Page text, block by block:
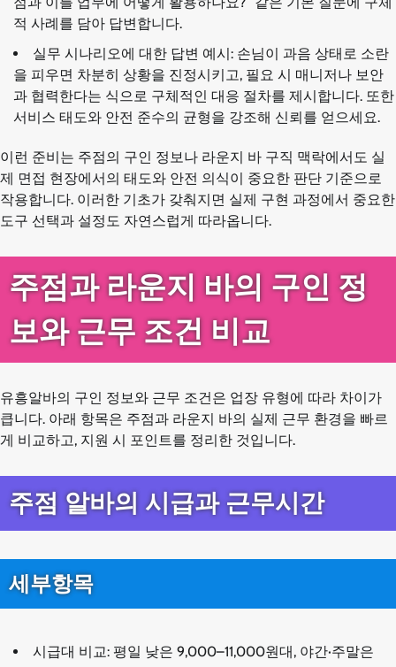
적 사례를 담아 답변합니다.
실무 시나리오에 대한 답변 예시: 손님이 과음 상태로 소란
을 피우면 차분히 상황을 진정시키고, 필요 시 매니저나 보안
과 협력한다는 식으로 구체적인 대응 절차를 제시합니다. 또한
서비스 태도와 안전 준수의 균형을 강조해 신뢰를 얻으세요.
이런 준비는 주점의 구인 정보나 라운지 바 구직 맥락에서도 실
제 면접 현장에서의 태도와 안전 의식이 중요한 판단 기준으로
작용합니다. 이러한 기초가 갖춰지면 실제 구현 과정에서 중요한
도구 선택과 설정도 자연스럽게 따라옵니다.
주점과 라운지 바의 구인 정
보와 근무 조건 비교
유흥알바의 구인 정보와 근무 조건은 업장 유형에 따라 차이가
큽니다. 아래 항목은 주점과 라운지 바의 실제 근무 환경을 빠르
게 비교하고, 지원 시 포인트를 정리한 것입니다.
주점 알바의 시급과 근무시간
세부항목
시급대 비교: 평일 낮은 9,000–11,000원대, 야간·주말은